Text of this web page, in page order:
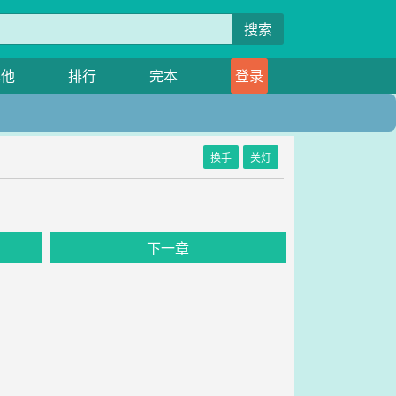
搜索
排行 完本 登录
换手 关灯
下一章